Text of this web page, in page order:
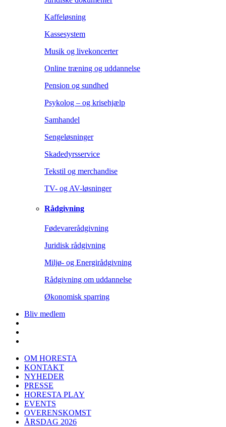
Kaffeløsning
Kassesystem
Musik og livekoncerter
Online træning og uddannelse
Pension og sundhed
Psykolog – og krisehjælp
Samhandel
Sengeløsninger
Skadedyrsservice
Tekstil og merchandise
TV- og AV-løsninger
Rådgivning
Fødevarerådgivning
Juridisk rådgivning
Miljø- og Energirådgivning
Rådgivning om uddannelse
Økonomisk sparring
Bliv medlem
OM HORESTA
KONTAKT
NYHEDER
PRESSE
HORESTA PLAY
EVENTS
OVERENSKOMST
ÅRSDAG 2026